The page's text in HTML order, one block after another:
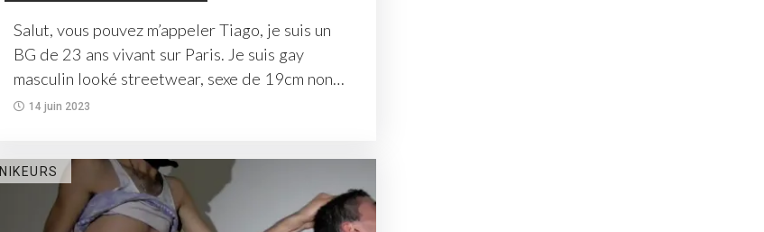
Salut, vous pouvez m’appeler Tiago, je suis un
BG de 23 ans vivant sur Paris. Je suis gay
masculin looké streetwear, sexe de 19cm non
circoncis...
14 juin 2023
NIKEURS